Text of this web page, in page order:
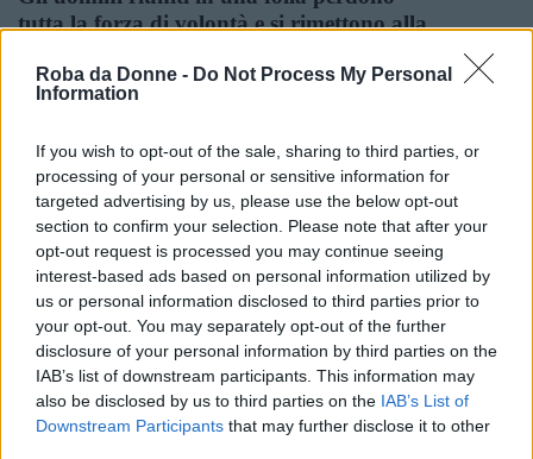
Roba da Donne - Do Not Process My Personal
Information
If you wish to opt-out of the sale, sharing to third parties, or
processing of your personal or sensitive information for
targeted advertising by us, please use the below opt-out
section to confirm your selection. Please note that after your
opt-out request is processed you may continue seeing
interest-based ads based on personal information utilized by
us or personal information disclosed to third parties prior to
your opt-out. You may separately opt-out of the further
disclosure of your personal information by third parties on the
IAB’s list of downstream participants. This information may
also be disclosed by us to third parties on the IAB’s List of
Downstream Participants that may further disclose it to other
tutta la forza di volontà e si rimettono alla
manca.
Frasi Sulla Volontà
Di Gustave Le Bon
Amiamo il Signore senza misura, vale a
dire senza misura nel dolore e senza
misura nell'amore... Riponiamo tutto il
nostro affetto, non solo nelle cose che Dio
vuole, ma nella volontà dello stesso Dio
che le determina.